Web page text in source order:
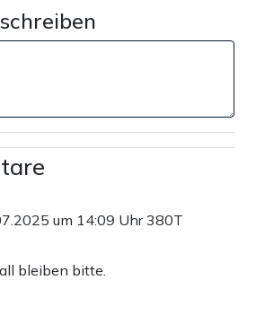
um 14:09 Uhr380T
bleiben bitte.